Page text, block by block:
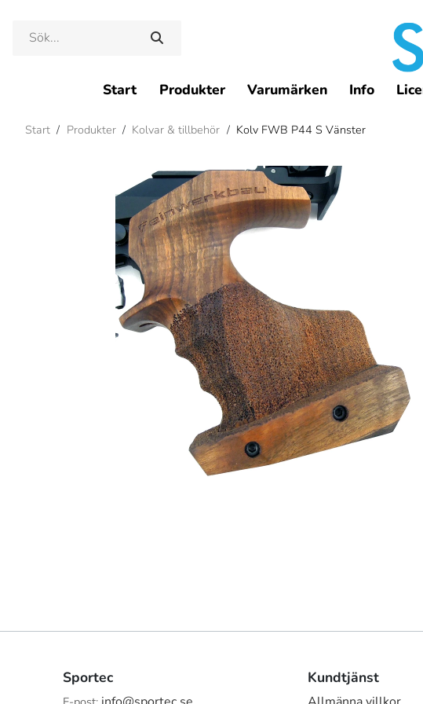
Start Produkter Varumärken Info
Start / Produkter / Kolvar & tillbehör / Kolv FWB P44 S Vänster
Sportec Kundtjänst